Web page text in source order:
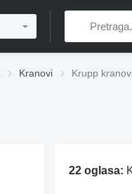
Kranovi Krupp kranovi
22 oglasa: